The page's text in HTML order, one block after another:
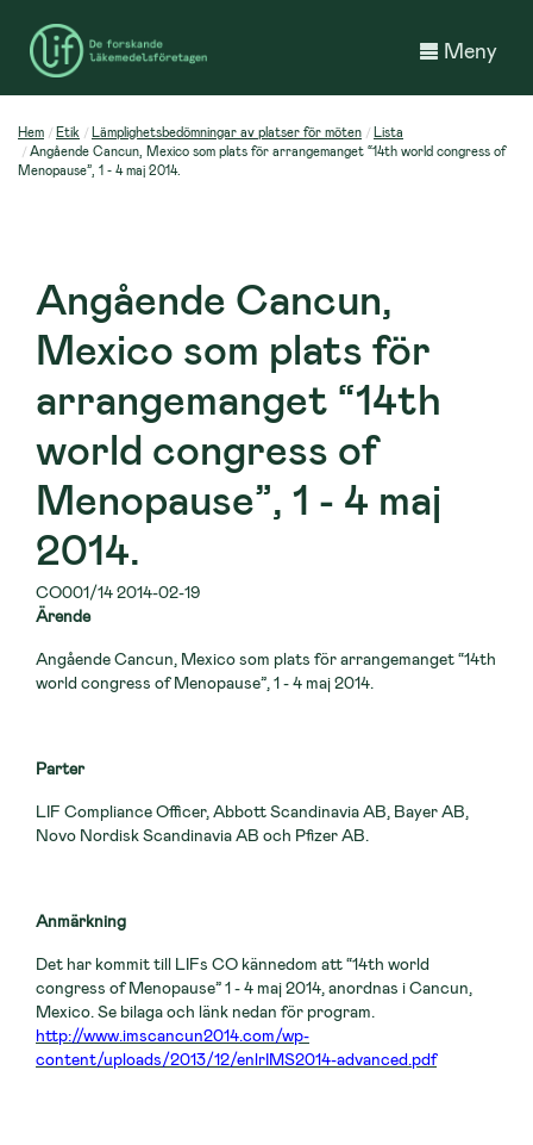
Meny
Hem Etik Lämplighetsbedömningar av platser för möten
Lista
Angående Cancun, Mexico som plats för arrangemanget “14th world congress of
Menopause”, 1 - 4 maj 2014.
Angående Cancun,
Mexico som plats för
arrangemanget “14th
world congress of
Menopause”, 1 - 4 maj
2014.
CO001/14 2014-02-19
Ärende
Angående Cancun, Mexico som plats för arrangemanget “14th
world congress of Menopause”, 1 - 4 maj 2014.
Parter
LIF Compliance Officer, Abbott Scandinavia AB, Bayer AB,
Novo Nordisk Scandinavia AB och Pfizer AB.
Anmärkning
Det har kommit till LIFs CO kännedom att “14th world
congress of Menopause” 1 - 4 maj 2014, anordnas i Cancun,
Mexico. Se bilaga och länk nedan för program.
http://www.imscancun2014.com/wp-
content/uploads/2013/12/enlrIMS2014-advanced.pdf